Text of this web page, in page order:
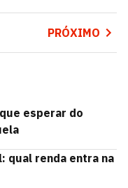
PRÓXIMO
esperar do
qual renda entra na